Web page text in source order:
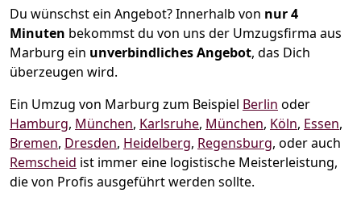
Du wünschst ein Angebot? Innerhalb von nur 4
Minuten bekommst du von uns der Umzugsfirma aus
Marburg ein unverbindliches Angebot, das Dich
überzeugen wird.
Ein Umzug von Marburg zum Beispiel Berlin oder
Hamburg, München, Karlsruhe, München, Köln, Essen,
Bremen, Dresden, Heidelberg, Regensburg, oder auch
Remscheid ist immer eine logistische Meisterleistung,
die von Profis ausgeführt werden sollte.